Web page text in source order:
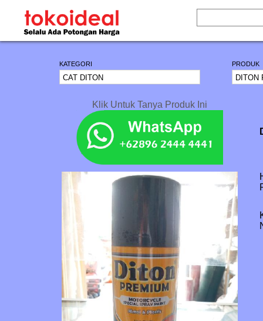
KATEGORI PRODUK
Klik Untuk Tanya Produk Ini